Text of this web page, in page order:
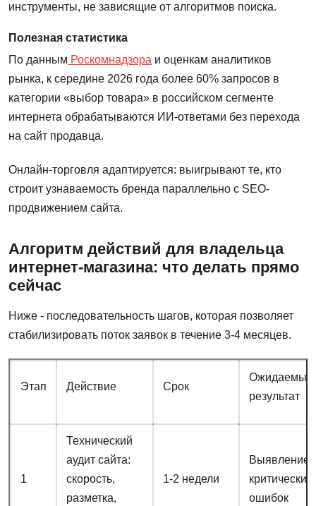
инструменты, не зависящие от алгоритмов поиска.
Полезная статистика
По данным Роскомнадзора и оценкам аналитиков
рынка, к середине 2026 года более 60% запросов в
категории «выбор товара» в российском сегменте
интернета обрабатываются ИИ-ответами без перехода
на сайт продавца.
Онлайн-торговля адаптируется: выигрывают те, кто
строит узнаваемость бренда параллельно с SEO-
продвижением сайта.
Алгоритм действий для владельца
интернет-магазина: что делать прямо
сейчас
Ниже - последовательность шагов, которая позволяет
стабилизировать поток заявок в течение 3-4 месяцев.
Этап Действие Срок
Ожидаемый
результат
1
Технический
аудит сайта:
скорость,
разметка,
1-2 недели
Выявление
критических
ошибок